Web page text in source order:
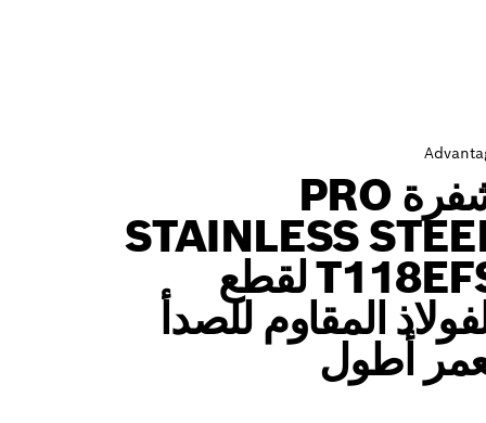
شفرة PRO
STAINLESS
T118EFS لقطع
المقاوم للصدأ
أطول